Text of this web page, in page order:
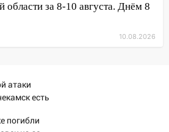
ветра упали
«Победы»
пожар
на 10 августа в
области за 8-10 августа. Днём 8
10.08.2026
атаки
есть
погибли